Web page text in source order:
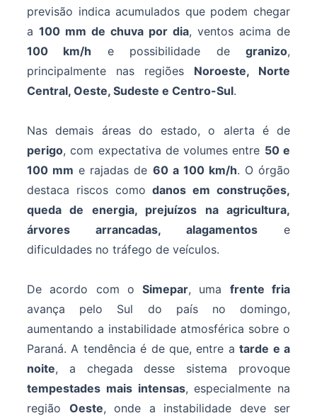
previsão indica acumulados que podem chegar
a 100 mm de chuva por dia, ventos acima de
100 km/h e possibilidade degranizo,
principalmente nas regiões Noroeste, Norte
Central, Oeste, Sudeste e Centro-Sul.
Nas demais áreas do estado, o alerta é de
perigo, com expectativa de volumes entre 50 e
100 mm e rajadas de 60 a 100 km/h. O órgão
destaca riscos comodanos em construções,
queda de energia, prejuízos na agricultura,
árvores arrancadas, alagamentos e
dificuldades no tráfego de veículos.
De acordo com oSimepar, uma frente fria
avança pelo Sul do país no domingo,
aumentando a instabilidade atmosférica sobre o
Paraná. A tendência é de que, entre atarde e a
noite, a chegada desse sistema provoque
tempestades mais intensas, especialmente na
região Oeste, onde a instabilidade deve ser